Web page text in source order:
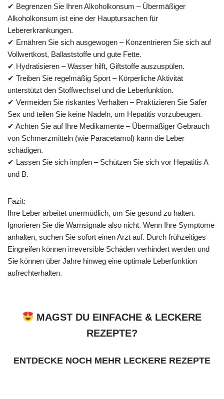
✔ Begrenzen Sie Ihren Alkoholkonsum – Übermäßiger
Alkoholkonsum ist eine der Hauptursachen für
Lebererkrankungen.
✔ Ernähren Sie sich ausgewogen – Konzentrieren Sie sich auf
Vollwertkost, Ballaststoffe und gute Fette.
✔ Hydratisieren – Wasser hilft, Giftstoffe auszuspülen.
✔ Treiben Sie regelmäßig Sport – Körperliche Aktivität
unterstützt den Stoffwechsel und die Leberfunktion.
✔ Vermeiden Sie riskantes Verhalten – Praktizieren Sie Safer
Sex und teilen Sie keine Nadeln, um Hepatitis vorzubeugen.
✔ Achten Sie auf Ihre Medikamente – Übermäßiger Gebrauch
von Schmerzmitteln (wie Paracetamol) kann die Leber
schädigen.
✔ Lassen Sie sich impfen – Schützen Sie sich vor Hepatitis A
und B.
Fazit:
Ihre Leber arbeitet unermüdlich, um Sie gesund zu halten.
Ignorieren Sie die Warnsignale also nicht. Wenn Ihre Symptome
anhalten, suchen Sie sofort einen Arzt auf. Durch frühzeitiges
Eingreifen können irreversible Schäden verhindert werden und
Sie können über Jahre hinweg eine optimale Leberfunktion
aufrechterhalten.
MAGST DU EINFACHE & LECKERE
REZEPTE?
ENTDECKE NOCH MEHR LECKERE REZEPTE